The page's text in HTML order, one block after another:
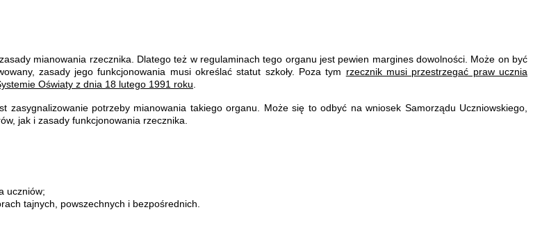
mianowania rzecznika. Dlatego też w regulaminach tego organu jest pewien margines dowolności. Może on być
zasady jego funkcjonowania musi określać statut szkoły. Poza tym rzecznik musi przestrzegać praw ucznia
Oświaty z dnia 18 lutego 1991 roku
zasygnalizowanie potrzeby mianowania takiego organu. Może się to odbyć na wniosek Samorządu Uczniowskiego,
jak i zasady funkcjonowania rzecznika.
uczniów;
tajnych, powszechnych i bezpośrednich.